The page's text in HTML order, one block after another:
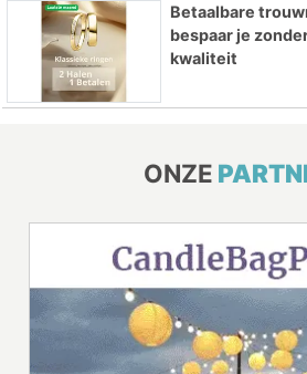
Betaalbare
bespaar je
kwaliteit
ONZE